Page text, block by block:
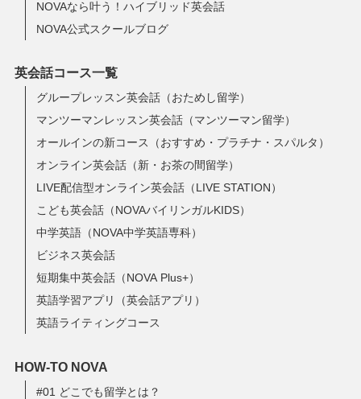
NOVAなら叶う！ハイブリッド英会話
NOVA公式スクールブログ
英会話コース一覧
グループレッスン英会話（おためし留学）
マンツーマンレッスン英会話（マンツーマン留学）
オールインの新コース（おすすめ・プラチナ・スパルタ）
オンライン英会話（新・お茶の間留学）
LIVE配信型オンライン英会話（LIVE STATION）
こども英会話（NOVAバイリンガルKIDS）
中学英語（NOVA中学英語専科）
ビジネス英会話
短期集中英会話（NOVA Plus+）
英語学習アプリ（英会話アプリ）
英語ライティングコース
HOW-TO NOVA
#01 どこでも留学とは？